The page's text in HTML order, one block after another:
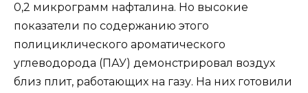
0,2 микрограмм нафталина. Но высокие
показатели по содержанию этого
полициклического ароматического
углеводорода (ПАУ) демонстрировал воздух
близ плит, работающих на газу. На них готовили